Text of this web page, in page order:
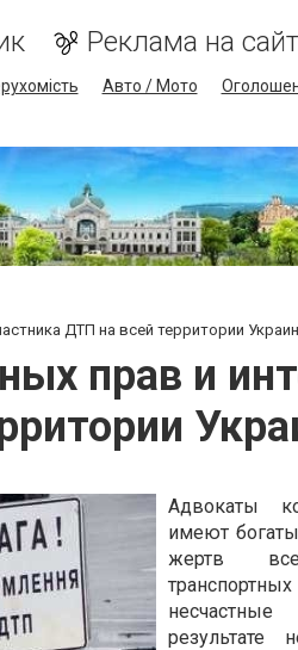
Реклама на
Авто / Мото
ДТП на всей территории
прав и
Адвокаты
имеют
жертв
результате